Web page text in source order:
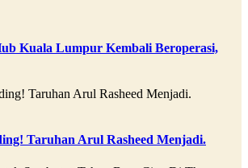
Kuala Lumpur Kembali Beroperasi,
Taruhan Arul Rasheed Menjadi.